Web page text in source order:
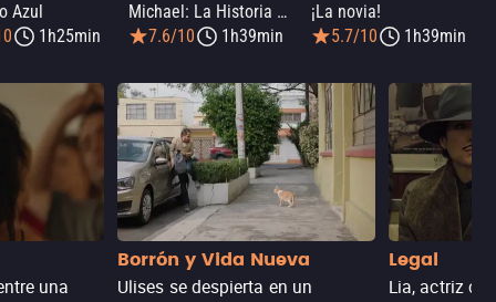
Azul
1h25min
Michael: La Historia De Michael Jackson
7.6/10
1h39min
¡La novia!
5.7/10
1h39min
una
Borrón y Vida Nueva
Ulises se despierta en un
Legal
Lia, actriz